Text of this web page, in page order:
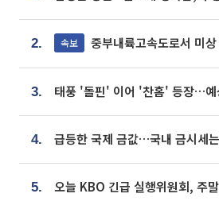
2. 속보 중부내륙고속도로서 미
3.
4. 급등한 국제 금값…국내 금시세
5. 오늘 KBO 긴급 실행위원회, 주